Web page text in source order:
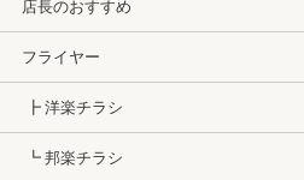
店長のおすすめ
フライヤー
┣ 洋楽チラシ
┗ 邦楽チラシ